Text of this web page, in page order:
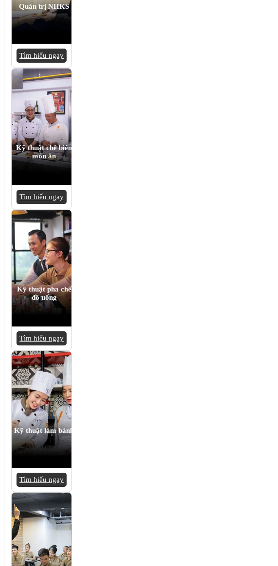
Quản trị NHKS
Tìm hiểu ngay
Kỹ thuật chế biến
món ăn
Tìm hiểu ngay
Kỹ thuật pha chế
đồ uống
Tìm hiểu ngay
Kỹ thuật làm bánh
Tìm hiểu ngay